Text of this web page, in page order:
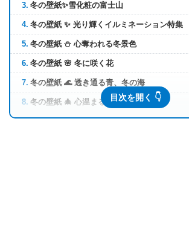
3. 冬の壁紙✨️雪化粧の富士山
4. 冬の壁紙 ✨️ 光り輝くイルミネーション特集
5. 冬の壁紙 ⛄ 心奪われる冬景色
6. 冬の壁紙 🌸 冬に咲く花
7. 冬の壁紙 🌊 透き通る青、冬の海
8. 冬の壁紙 🎄 心温まるクリスマス